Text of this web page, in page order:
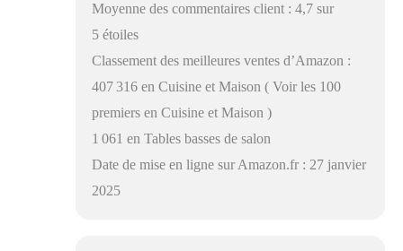
Moyenne des commentaires client : 4,7 sur
5 étoiles
Classement des meilleures ventes d’Amazon :
407 316 en Cuisine et Maison ( Voir les 100
premiers en Cuisine et Maison )
1 061 en Tables basses de salon
Date de mise en ligne sur Amazon.fr : 27 janvier
2025